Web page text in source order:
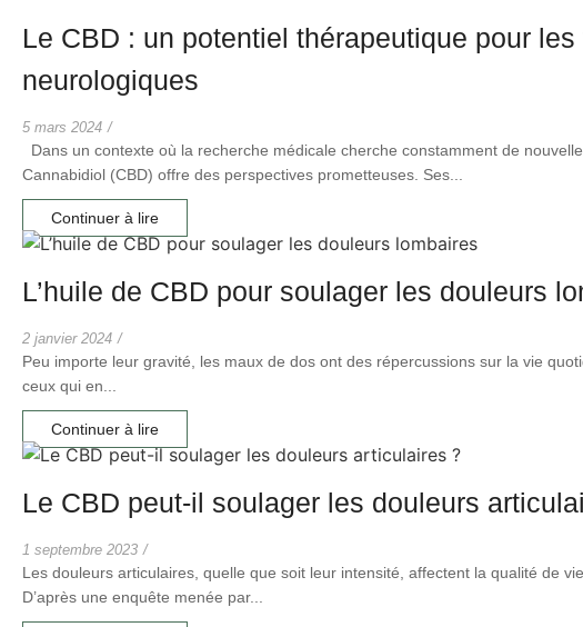
Le CBD : un potentiel thérapeutique pour les
neurologiques
5 mars 2024 /
Dans un contexte où la recherche médicale cherche constamment de
Cannabidiol (CBD) offre des perspectives prometteuses. Ses...
Continuer à lire
L’huile de CBD pour soulager les douleurs
2 janvier 2024 /
Peu importe leur gravité, les maux de dos ont des répercussions sur la vie
ceux qui en...
Continuer à lire
Le CBD peut-il soulager les douleurs
1 septembre 2023 /
Les douleurs articulaires, quelle que soit leur intensité, affectent la qualité de
D’après une enquête menée par...